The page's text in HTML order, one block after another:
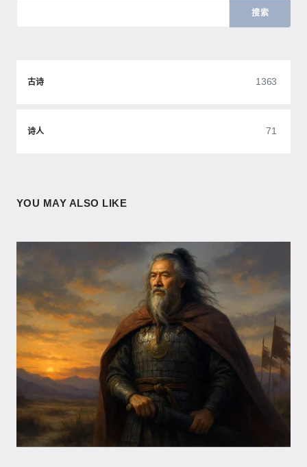
搜索
古诗 1363
诗人 71
YOU MAY ALSO LIKE